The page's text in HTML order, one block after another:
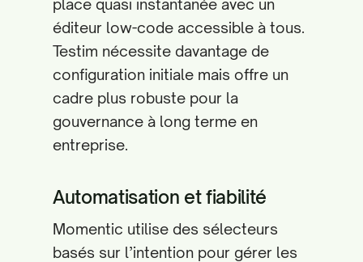
place quasi instantanée avec un
éditeur low-code accessible à tous.
Testim nécessite davantage de
configuration initiale mais offre un
cadre plus robuste pour la
gouvernance à long terme en
entreprise.
Automatisation et fiabilité
Momentic utilise des sélecteurs
basés sur l’intention pour gérer les